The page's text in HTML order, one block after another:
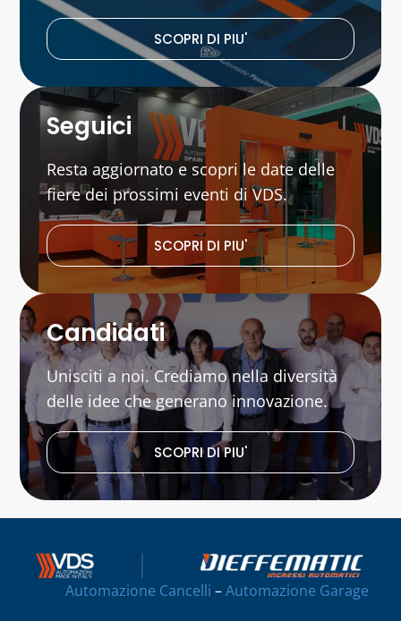
SCOPRI DI PIU'
Seguici
Resta aggiornato e scopri le date delle
fiere dei prossimi eventi di VDS.
SCOPRI DI PIU'
Candidati
Unisciti a noi. Crediamo nella diversità
delle idee che generano innovazione.
SCOPRI DI PIU'
Automazione Cancelli –Automazione Garage